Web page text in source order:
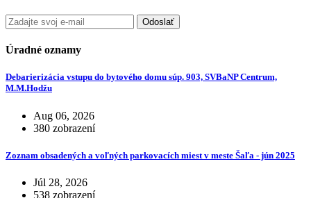
Odoslať
Úradné oznamy
Debarierizácia vstupu do bytového domu súp. 903, SVBaNP Centrum,
M.M.Hodžu
Aug 06, 2026
380 zobrazení
Zoznam obsadených a voľných parkovacích miest v meste Šaľa - jún 2025
Júl 28, 2026
538 zobrazení